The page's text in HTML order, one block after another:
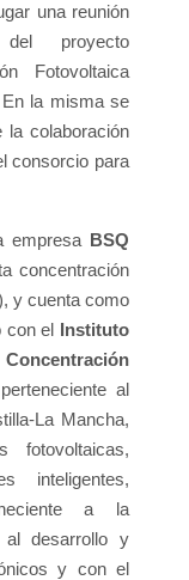
una reunión
proyecto
Fotovoltaica
la misma se
la colaboración
consorcio para
empresa BSQ
concentración
y cuenta como
con el Instituto
al
La Mancha,
inteligentes,
a la
al desarrollo y
y con el